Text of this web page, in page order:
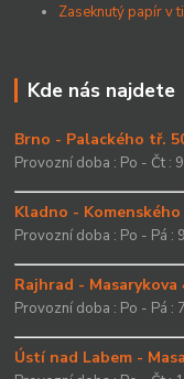
Zaseknutý papír v
Kde nás najdete
Brno - Palackého tř.
Provozní doba : Po - Čt :
Kladno - Komenského
Provozní doba : Po - Pá
Rajhrad - Masarykova
Provozní doba : Po - Pá
Ústí nad Labem -